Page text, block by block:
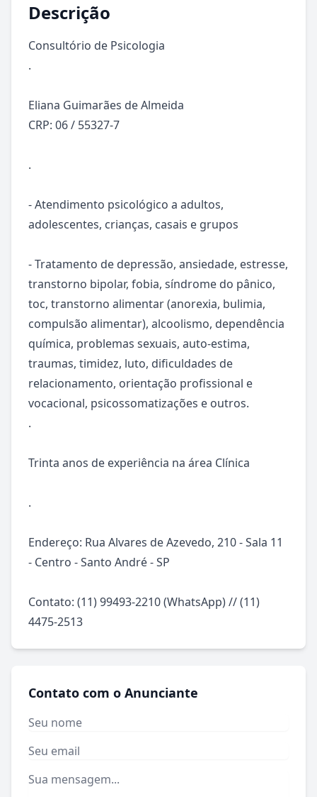
Descrição
Consultório de Psicologia
.
Eliana Guimarães de Almeida
CRP: 06 / 55327-7
.
- Atendimento psicológico a adultos,
adolescentes, crianças, casais e grupos
- Tratamento de depressão, ansiedade, estresse,
transtorno bipolar, fobia, síndrome do pânico,
toc, transtorno alimentar (anorexia, bulimia,
compulsão alimentar), alcoolismo, dependência
química, problemas sexuais, auto-estima,
traumas, timidez, luto, dificuldades de
relacionamento, orientação profissional e
vocacional, psicossomatizações e outros.
.
Trinta anos de experiência na área Clínica
.
Endereço: Rua Alvares de Azevedo, 210 - Sala 11
- Centro - Santo André - SP
Contato: (11) 99493-2210 (WhatsApp) // (11)
4475-2513
Contato com o Anunciante